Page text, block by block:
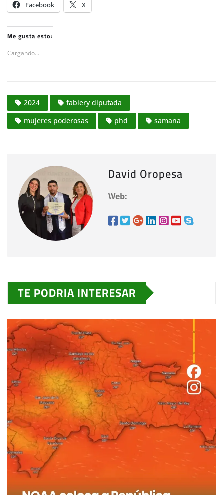
Facebook X
Me gusta esto:
Cargando...
2024
fabiery diputada
mujeres poderosas
phd samana
David Oropesa
Web:
TE PODRIA INTERESAR